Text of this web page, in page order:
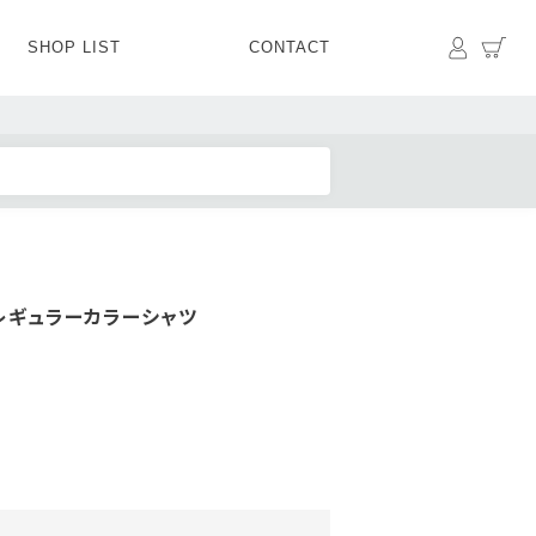
BOTTOMSSKIRT
SHOP LIST CONTACT マイペ
ュラーカラーシャツ